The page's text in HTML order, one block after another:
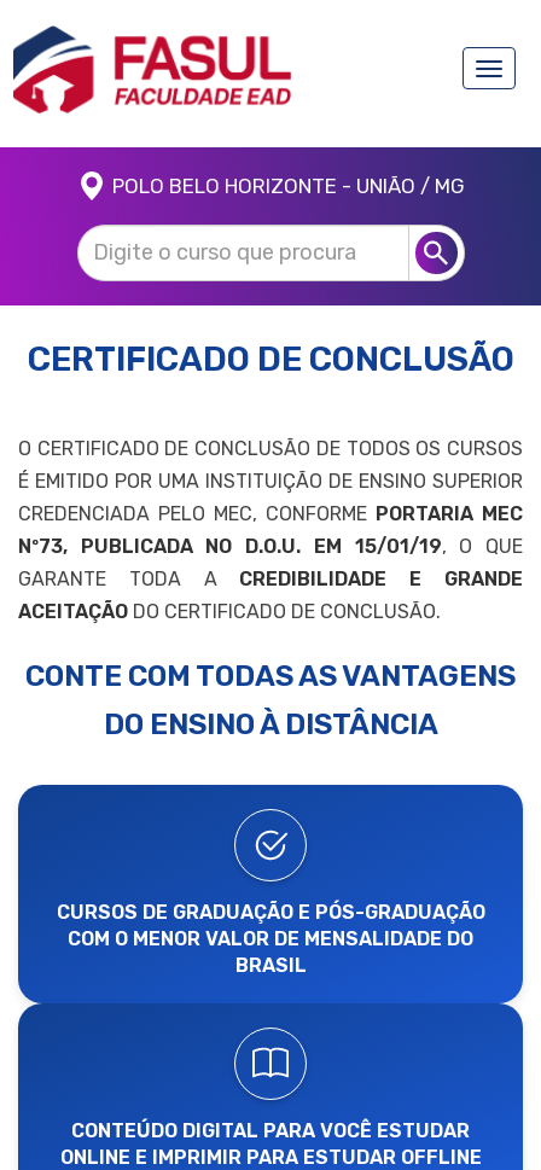
Toggle
POLO BELO HORIZONTE - UNIÃO / MG
CERTIFICADO DE CONCLUSÃO
O CERTIFICADO DE CONCLUSÃO DE TODOS OS CURSOS
É EMITIDO POR UMA INSTITUIÇÃO DE ENSINO SUPERIOR
CREDENCIADA PELO MEC, CONFORME PORTARIA MEC
Nº73, PUBLICADA NO D.O.U. EM 15/01/19, O QUE
GARANTE TODA A CREDIBILIDADE E GRANDE
ACEITAÇÃO DO CERTIFICADO DE CONCLUSÃO.
CONTE COM TODAS AS VANTAGENS
DO ENSINO À DISTÂNCIA
CURSOS DE GRADUAÇÃO E PÓS-GRADUAÇÃO
COM O MENOR VALOR DE MENSALIDADE DO
BRASIL
CONTEÚDO DIGITAL PARA VOCÊ ESTUDAR
ONLINE E IMPRIMIR PARA ESTUDAR OFFLINE